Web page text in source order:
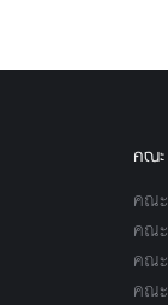
คณะ
คณ
คณ
คณ
คณ